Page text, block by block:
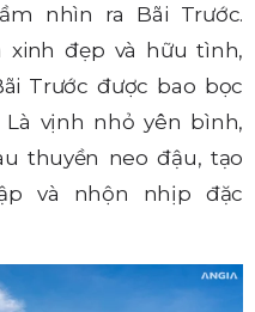
nhìn ra Bãi Trước.
xinh đẹp và hữu tình,
Trước được bao bọc
vịnh nhỏ yên bình,
thuyền neo đậu, tạo
và nhộn nhịp đặc